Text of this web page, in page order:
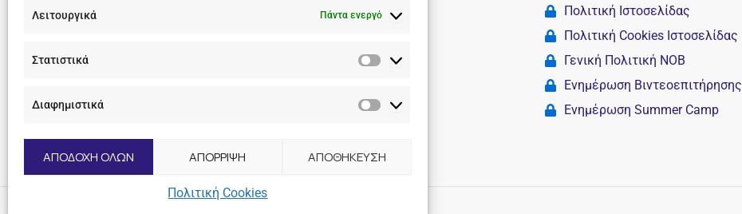
Λειτουργικά Πάντα ενεργό
Στατιστικά
Στατιστικά
Διαφημιστικά
Διαφημιστικά
ΑΠΟΔΟΧΗ ΟΛΩΝ ΑΠΟΡΡΙΨΗ ΑΠΟΘΗΚΕΥΣΗ
Πολιτική Cookies
F
c
e
b
s
t
a
u
u
k
d
Αθλητικές σχολές
Πολιτική Ιστοσελίδας
Πολιτική Cookies Iστοσελίδας
Γενική Πολιτική ΝΟΒ
Ενημέρωση Βιντεοεπιτήρησης
Ενημέρωση Summer Camp